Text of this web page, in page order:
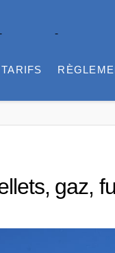
TARIFS
gaz,